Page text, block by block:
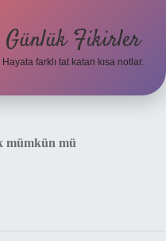
Günlük Fikirler
Hayata farklı tat katan kısa notlar.
mümkün mü